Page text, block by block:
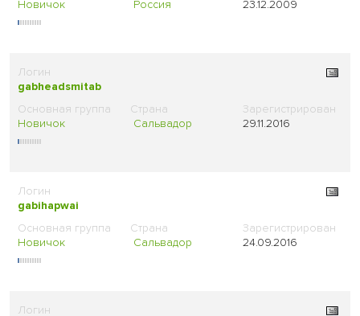
Новичок Россия 23.12.2009
gabheadsmitab
Новичок Сальвадор 29.11.2016
gabihapwai
Новичок Сальвадор 24.09.2016